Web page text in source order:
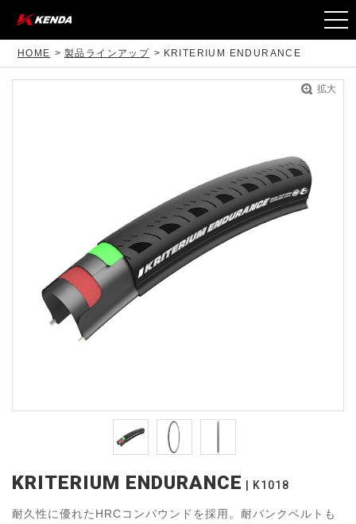
HOME 製品ラインアップ KRITERIUM ENDURANCE
拡大
KRITERIUM ENDURANCE K1018
耐久性に優れたHRCコンパウンドを採用。耐パンクベルトも